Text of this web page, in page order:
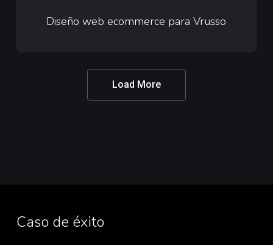
web
Vrusso
Diseño web ecommerce para Vrusso
Load More
Caso de éxito